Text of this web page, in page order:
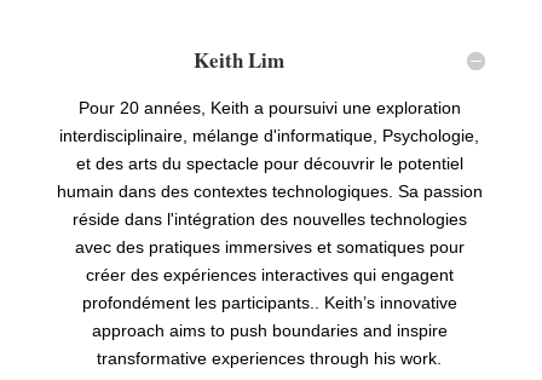
Keith Lim
Pour 20 années, Keith a poursuivi une exploration
interdisciplinaire, mélange d'informatique, Psychologie,
et des arts du spectacle pour découvrir le potentiel
humain dans des contextes technologiques. Sa passion
réside dans l'intégration des nouvelles technologies
avec des pratiques immersives et somatiques pour
créer des expériences interactives qui engagent
profondément les participants.. Keith’s innovative
approach aims to push boundaries and inspire
transformative experiences through his work